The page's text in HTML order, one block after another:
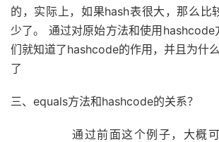
的，实际上，如果hash表很大，那么比
少了。 通过对原始方法和使用hashcode
们就知道了hashcode的作用，并且为什
了
三、equals方法和hashcode的关系？
通过前面这个例子，大概可以